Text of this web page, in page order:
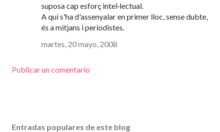
suposa cap esforç intel·lectual.
A qui s'ha d'assenyalar en primer lloc, sense dubte,
és a mitjans i periodistes.
martes, 20 mayo, 2008
Publicar un comentario
Entradas populares de este blog